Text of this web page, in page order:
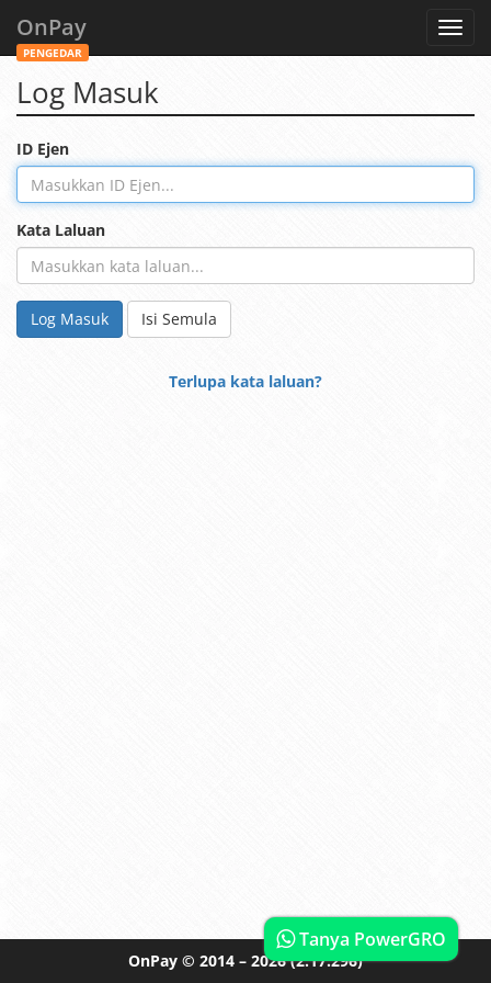
OnPay
PENGEDAR
Log Masuk
ID Ejen
Kata Laluan
Log Masuk Isi Semula
Terlupa kata laluan?
OnPay © 2014 – 2026(2.17.296)
Tanya PowerGRO